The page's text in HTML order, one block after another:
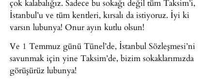
çok kalabalığız. Sadece bu sokağı değil tüm Taksim’i,
İstanbul’u ve tüm kentleri, kırsalı da istiyoruz. İyi ki
varsın lubunya! Onur ayın kutlu olsun!
Ve 1 Temmuz günü Tünel’de, İstanbul Sözleşmesi’ni
savunmak için yine Taksim’de, bizim sokaklarımızda
görüşürüz lubunya!